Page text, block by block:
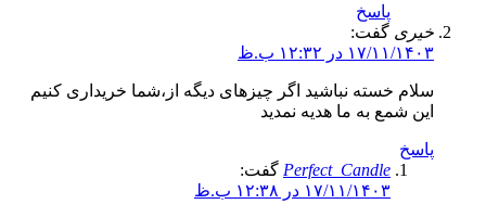
پاسخ
خیری گفت:
۱۷/۱۱/۱۴۰۳ در ۱۲:۳۲ ب.ظ
سلام خسته نباشید اگر چیزهای دیگه از،شما خریداری کنیم
این شمع به ما هدیه نمدید
پاسخ
Perfect_Candle گفت:
۱۷/۱۱/۱۴۰۳ در ۱۲:۳۸ ب.ظ